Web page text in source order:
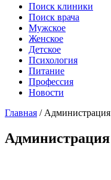
Поиск клиники
Поиск врача
Мужское
Женское
Детское
Психология
Питание
Профессия
Новости
Главная / Администрация
Администрация